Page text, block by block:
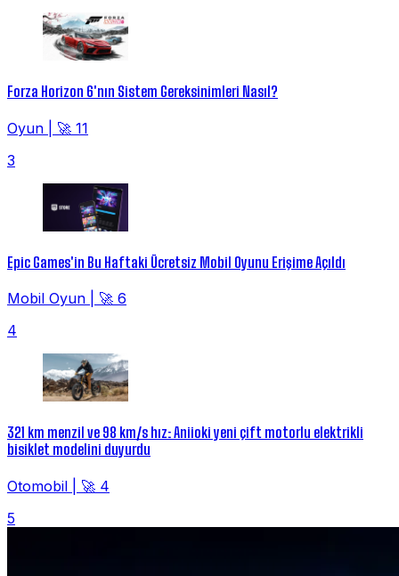
Forza Horizon 6'nın Sistem Gereksinimleri Nasıl?
Oyun
🚀 11
3
Epic Games'in Bu Haftaki Ücretsiz Mobil Oyunu Erişime Açıldı
Mobil Oyun
🚀 6
4
321 km menzil ve 98 km/s hız: Aniioki yeni çift motorlu elektrikli
bisiklet modelini duyurdu
Otomobil
🚀 4
5